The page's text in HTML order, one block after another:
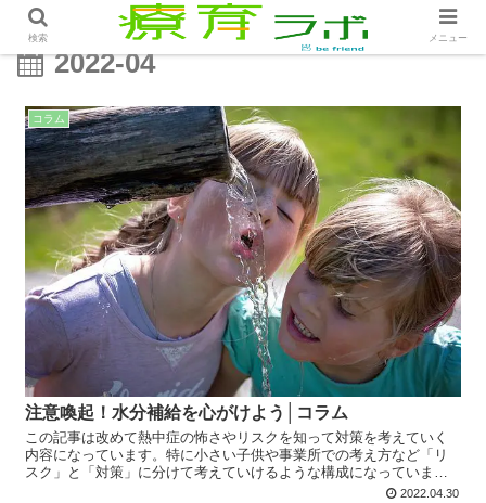
2022-04
コラム
注意喚起！水分補給を心がけよう│コラム
この記事は改めて熱中症の怖さやリスクを知って対策を考えていく
内容になっています。特に小さい子供や事業所での考え方など「リ
スク」と「対策」に分けて考えていけるような構成になっていま
す。暑くなってきてからでは対策が遅れてしまうので、事前に準備
2022.04.30
検索 メニュー